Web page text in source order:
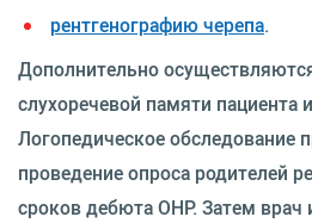
рентгенографию черепа.
Дополнительно
слухоречевой памяти пациента
Логопедическое обследование
проведение опроса родителей
сроков дебюта ОНР. Затем врач